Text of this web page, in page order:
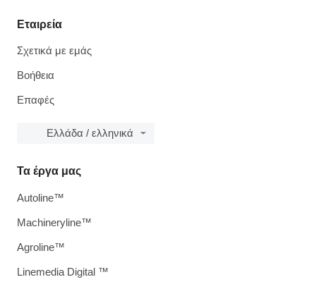
Εταιρεία
Σχετικά με εμάς
Βοήθεια
Επαφές
Ελλάδα / ελληνικά
Τα έργα μας
Autoline™
Machineryline™
Agroline™
Linemedia Digital ™